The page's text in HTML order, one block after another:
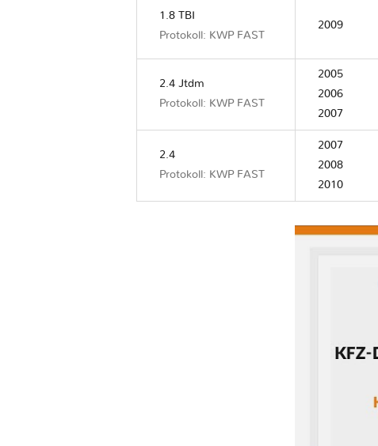
1.8 TBI
Protokoll: KWP FAST
2009
2.4 Jtdm
Protokoll: KWP FAST
2005
2006
2007
2.4
Protokoll: KWP FAST
2007
2008
2010